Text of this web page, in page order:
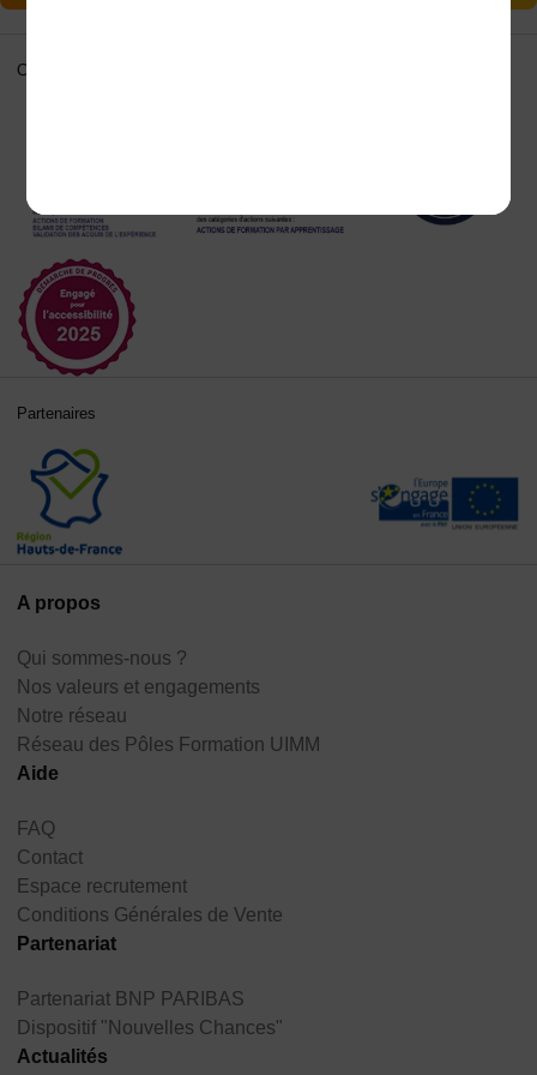
A propos
Qui sommes-nous ?
Nos valeurs et engagements
Notre réseau
Réseau des Pôles Formation UIMM
Aide
FAQ
Contact
Espace recrutement
Conditions Générales de Vente
Partenariat
Partenariat BNP PARIBAS
Dispositif "Nouvelles Chances"
Actualités
Certifications
Partenaires